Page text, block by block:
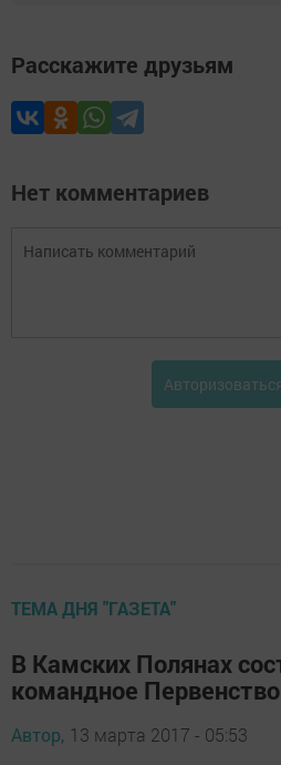
Расскажите друзьям
Нет комментариев
ТЕМА ДНЯ "ГАЗЕТА"
В Камских Полянах
командное
Автор, 13 марта 2017 - 05:53